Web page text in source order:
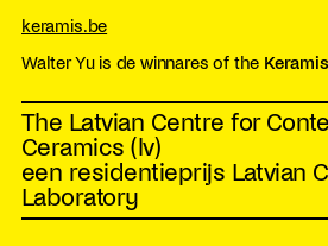
keramis.be
Walter Yu is de winnares of the
The Latvian Centre for
Ceramics (lv)
een residentieprijs Latvian
Laboratory